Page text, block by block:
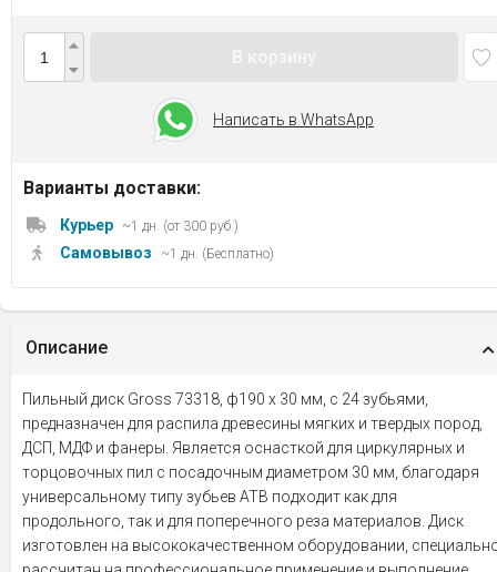
Написать в WhatsApp
Варианты доставки:
Курьер ~1 дн. (от 300 руб.)
Самовывоз ~1 дн. (Бесплатно)
Описание
Пильный диск Gross 73318, ф190 х 30 мм, с 24 зубьями,
предназначен для распила древесины мягких и твердых пород,
ДСП, МДФ и фанеры. Является оснасткой для циркулярных и
торцовочных пил с посадочным диаметром 30 мм, благодаря
универсальному типу зубьев АТВ подходит как для
продольного, так и для поперечного реза материалов. Диск
изготовлен на высококачественном оборудовании,